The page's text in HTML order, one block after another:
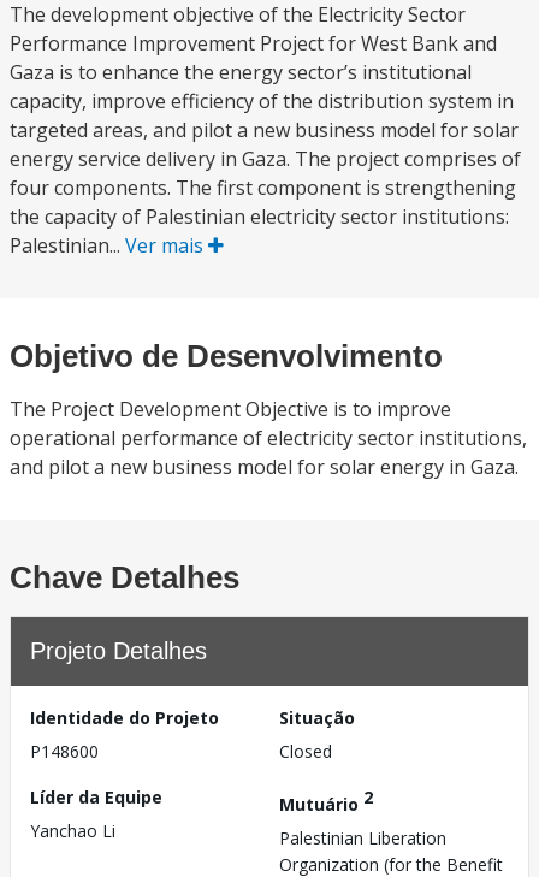
The development objective of the Electricity Sector
Performance Improvement Project for West Bank and
Gaza is to enhance the energy sector’s institutional
capacity, improve efficiency of the distribution system in
targeted areas, and pilot a new business model for solar
energy service delivery in Gaza. The project comprises of
four components. The first component is strengthening
the capacity of Palestinian electricity sector institutions:
Palestinian... Ver mais
Objetivo de Desenvolvimento
The Project Development Objective is to improve
operational performance of electricity sector institutions,
and pilot a new business model for solar energy in Gaza.
Chave Detalhes
Projeto Detalhes
Identidade do Projeto
P148600
Situação
Closed
Líder da Equipe
Yanchao Li
Mutuário 2
Palestinian Liberation
Organization (for the Benefit